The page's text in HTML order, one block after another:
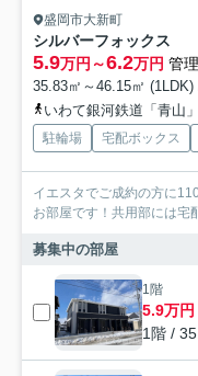
盛岡市大新町
シルバーフォックス
5.9万円～6.2万円 管
35.83㎡～46.15㎡
いわて銀河鉄道「青山
駐輪場 宅配ボックス
イエスタでご成約の方に
お部屋です！共用部には宅
募集中の部屋
1階
5.9万円
1階 /